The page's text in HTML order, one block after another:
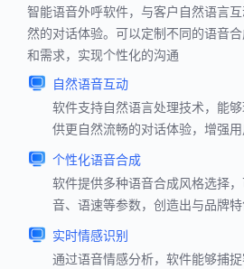
智能语音外呼软件，与客户自然语言
然的对话体验。可以定制不同的语音
和需求，实现个性化的沟通
自然语音互动
软件支持自然语言处理技术，能
供更自然流畅的对话体验，增强
个性化语音合成
软件提供多种语音合成风格选择
音、语速等参数，创造出与品牌
实时情感识别
通过语音情感分析，软件能够捕